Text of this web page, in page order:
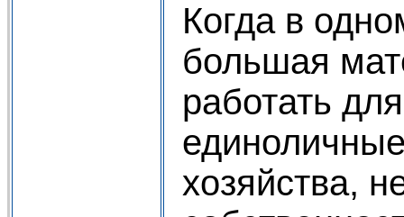
Когда в
большая
работать
хозяйства,